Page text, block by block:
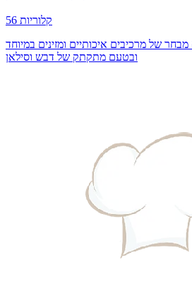
56 קלוריות
של מרכיבים איכותיים ומזינים במיוחד
ובטעם מתקתק של דבש וסילאן